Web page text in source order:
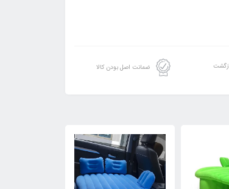
ضمانت اصل بودن کالا